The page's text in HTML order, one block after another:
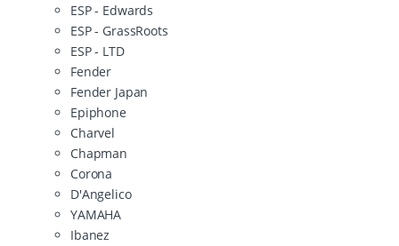
ESP - Edwards
ESP - GrassRoots
ESP - LTD
Fender
Fender Japan
Epiphone
Charvel
Chapman
Corona
D'Angelico
YAMAHA
Ibanez